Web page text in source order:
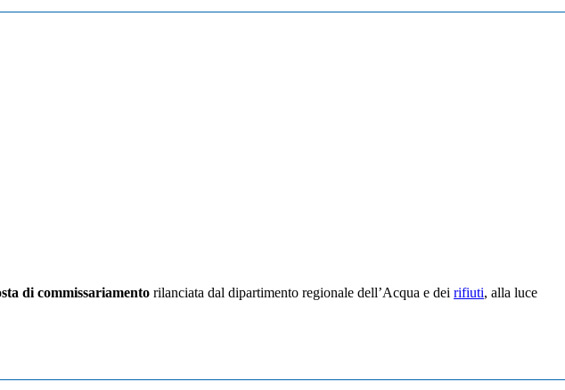
di commissariamento rilanciata dal dipartimento regionale dell’Acqua e dei rifiuti, alla luce